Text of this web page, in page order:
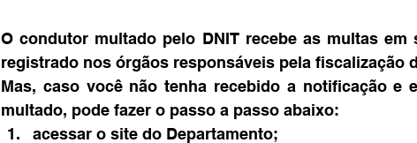
O condutor multado pelo DNIT recebe as multas
registrado nos órgãos responsáveis pela fiscalização
Mas, caso você não tenha recebido a notificação e
multado, pode fazer o passo a passo abaixo:
acessar o site do Departamento;